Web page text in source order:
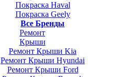
Покраска Haval
Покраска Geely
Все Бренды
Ремонт
Крыши
Ремонт Крыши Kia
Ремонт Крыши Hyundai
Ремонт Крыши Ford